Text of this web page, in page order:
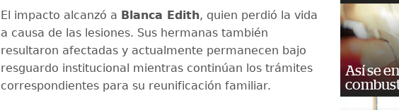
El impacto alcanzó a Blanca Edith, quien perdió la vida
a causa de las lesiones. Sus hermanas también
resultaron afectadas y actualmente permanecen bajo
resguardo institucional mientras continúan los trámites
correspondientes para su reunificación familiar.
Así se